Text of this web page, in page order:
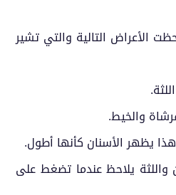
الأعراض التالية والتي تشير
والخيط.
يظهر الأسنان كأنها أطول.
يلاحظ عندما تضغط على